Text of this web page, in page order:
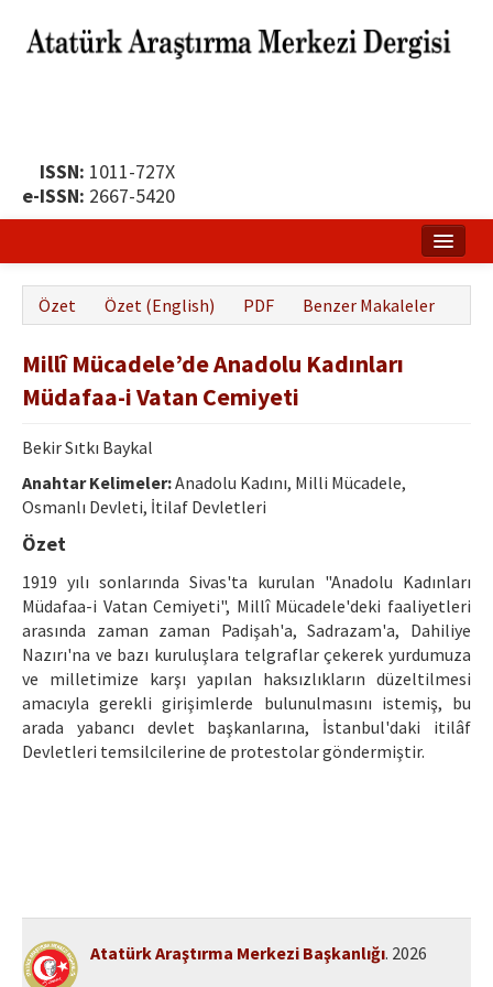
ISSN: 1011-727X
e-ISSN: 2667-5420
Hakkında
Yayın Politikası
Dergi Kurulları
Yayın İlkeleri
Etik İlkeler
Yazar Rehberi
Hakem Rehberi
İletişim
Özet Özet (English) PDF Benzer Makaleler
Millî Mücadele’de Anadolu Kadınları
Müdafaa-i Vatan Cemiyeti
Bekir Sıtkı Baykal
Anahtar Kelimeler:Anadolu Kadını, Milli Mücadele,
Osmanlı Devleti, İtilaf Devletleri
Özet
1919 yılı sonlarında Sivas'ta kurulan "Anadolu Kadınları
Müdafaa-i Vatan Cemiyeti", Millî Mücadele'deki faaliyetleri
arasında zaman zaman Padişah'a, Sadrazam'a, Dahiliye
Nazırı'na ve bazı kuruluşlara telgraflar çekerek yurdumuza
ve milletimize karşı yapılan haksızlıkların düzeltilmesi
amacıyla gerekli girişimlerde bulunulmasını istemiş, bu
arada yabancı devlet başkanlarına, İstanbul'daki itilâf
Devletleri temsilcilerine de protestolar göndermiştir.
Atatürk Araştırma Merkezi Başkanlığı. 2026